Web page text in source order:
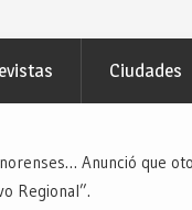
Ciudades
Anunció que
Regional”.